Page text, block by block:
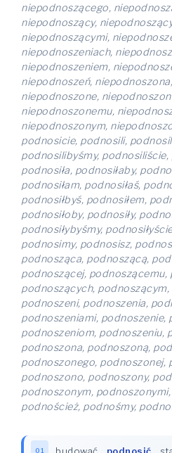
niepodnoszącego,
niepodnoszący,
niepodnoszącymi,
niepodnoszeniach,
niepodnoszeniem,
niepodnoszeń,
niepodnoszone,
niepodnoszonemu,
niepodnoszonym,
podnosicie, podnosili,
podnosilibyśmy, podnosiliście,
podnosiła, podnosiłaby,
podnosiłam, podnosiłaś,
podnosiłbyś, podnosiłem,
podnosiłoby, podnosiły,
podnosiłybyśmy,
podnosimy, podnosisz,
podnosząca, podnoszącą,
podnoszącej, podnoszącemu,
podnoszących,
podnoszeni, podnoszenia,
podnoszeniami, podnoszenie,
podnoszeniom, podnoszeniu,
podnoszona, podnoszoną,
podnoszonego, podnoszonej,
podnoszono, podnoszony,
podnoszonym,
podnoścież, podnośmy,
01